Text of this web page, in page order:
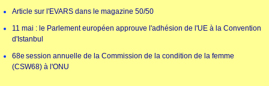
Article sur l'EVARS dans le magazine 50/50
11 mai : le Parlement européen approuve l'adhésion de l'UE à la Convention
d'Istanbul
68e session annuelle de la Commission de la condition de la femme
(CSW68) à l'ONU